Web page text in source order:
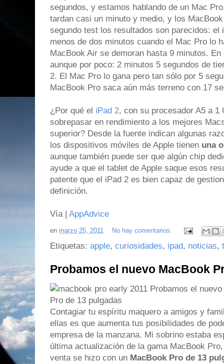
segundos, y estamos hablando de un Mac
tardan casi un minuto y medio, y los
segundo test los resultados son parecidos: el
menos de dos minutos cuando el Mac Pro lo
MacBook Air se demoran hasta 9 minutos.
aunque por poco: 2 minutos 5 segundos de
2. El Mac Pro lo gana pero tan sólo por 5
MacBook Pro saca aún más terreno con 17
¿Por qué el iPad 2, con su procesador A5 a 1
sobrepasar en rendimiento a los mejores
superior? Desde la fuente indican algunas
los dispositivos móviles de Apple tienen una
aunque también puede ser que algún chip
ayude a que el tablet de Apple saque esos
patente que el iPad 2 es bien capaz de
definición.
Vía | AppAdvice
en marzo 25, 2011 No hay comentarios:
Etiquetas: apple, curiosidades, ipad, noticias,
Probamos el nuevo MacBook
Contagiar tu espíritu maquero a amigos y
ellas es que aumenta tus posibilidades de
empresa de la manzana. Mi sobrino estaba
última actualización de la gama MacBook
venta se hizo con un MacBook Pro de 13